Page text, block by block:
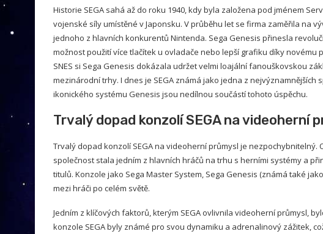
Historie SEGA sahá až do roku 1940, kdy byla založena pod jménem
vojenské síly umístěné v Japonsku. V průběhu let se firma zaměřila na
jednoho z hlavních konkurentů Nintenda. Sega Genesis přinesla
možnost použití více tlačítek u ovladače nebo lepší grafiku díky
SNES si Sega Genesis dokázala udržet velmi loajální fanouškovskou
mezinárodní trhy. I dnes je SEGA známá jako jedna z
ikonického systému Genesis jsou nedílnou součástí tohoto úspěchu.
Trvalý dopad konzolí SEGA na videoherní
Trvalý dopad konzolí SEGA na videoherní průmysl je nezpochybnitelný.
společnost stala jedním z hlavních hráčů na trhu s herními systémy a
titulů. Konzole jako Sega Master System, Sega Genesis (známá také
mezi hráči po celém světě.
Jedním z klíčových faktorů, kterým SEGA ovlivnila videoherní průmysl,
konzole SEGA byly známé pro svou dynamiku a adrenalinový zážitek,